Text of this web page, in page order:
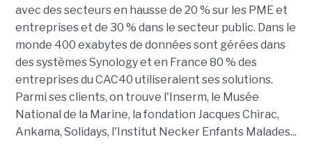
avec des secteurs en hausse de 20 % sur les PME et
entreprises et de 30 % dans le secteur public. Dans le
monde 400 exabytes de données sont gérées dans
des systèmes Synology et en France 80 % des
entreprises du CAC40 utiliseraient ses solutions.
Parmi ses clients, on trouve l'Inserm, le Musée
National de la Marine, la fondation Jacques Chirac,
Ankama, Solidays, l'Institut Necker Enfants Malades...